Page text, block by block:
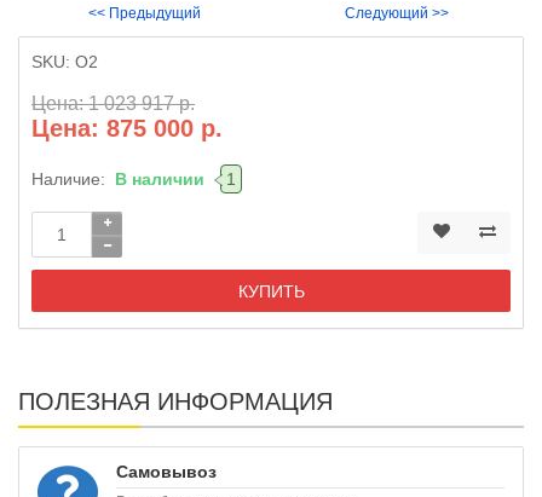
<< Предыдущий Следующий >>
SKU: O2
Цена: 1 023 917 р.
Цена: 875 000 р.
Наличие: В наличии 1
КУПИТЬ
ПОЛЕЗНАЯ ИНФОРМАЦИЯ
Самовывоз